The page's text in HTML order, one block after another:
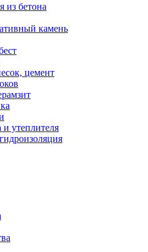
из бетона
камень
цемент
и утеплителя